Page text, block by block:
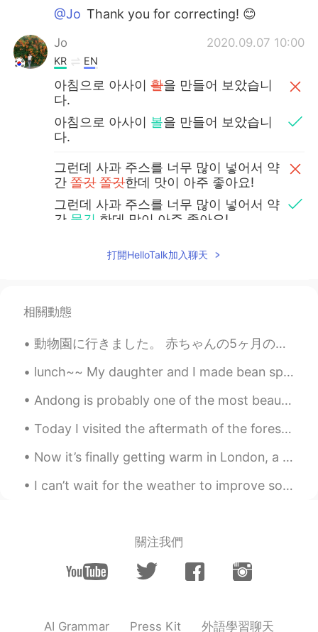
@Jo Thank you for correcting! 😊
Jo 2020.09.07 10:00
KR EN
아침으로 아사이활을 만들어 보았습니
다.
아침으로 아사이 볼을 만들어 보았습니
다.
그런데 사과 주스를 너무 많이 넣어서 약
간쫄깃 쫄깃한데 맛이 아주 좋아요!
그런데 사과 주스를 너무 많이 넣어서 약
간 묽긴 한데 맛이 아주 좋아요!
2020.08.09 22:57
EN JP KR
@Selena あなたはいくつか食べるべきです
Roxx
EN JPKR
@Makithank you! 😊
Maki 2020.08.09 21:49
朝食にアサイー ボウル
を作ってみまし
た。
ので少し流動的でした
美味しかった
打開HelloTalk加入聊天
相關動態
動物園に行きました。 赤ちゃんの5ヶ月のお祝いでした。 🎉🧸 ベンジャミンの初めての動物園トリップ！ 🥰 多分理解していないと思いますww！ ママとパパが動物を指さしたとき、ベンジャミンは動物...
lunch~~ My daughter and I made bean sprout stew (콩나물국밥) with egg and tofu.😍 점심~ 딸과 나는 계란과 두부로 콩나...
Andong is probably one of the most beautiful places I've been to in Korea! I think even prettier ...
Today I visited the aftermath of the forest fire in Wyoming. Covered in ash... 🔥so haunting and a...
Now it’s finally getting warm in London, a lot of flowers are blooming! 😍 These are in Hyde Park ❤️
I can’t wait for the weather to improve so that I can wear these shoes outside again 😎 I’m too sc...
關注我們
AI Grammar Press Kit 外語學習聊天